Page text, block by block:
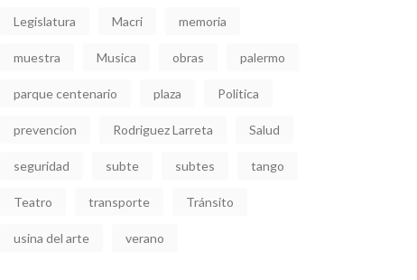
Legislatura Macri memoria
muestra Musica obras palermo
parque centenario plaza Politica
prevencion Rodriguez Larreta Salud
seguridad subte subtes tango
Teatro transporte Tránsito
usina del arte verano